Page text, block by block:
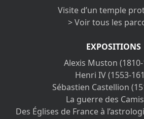
Visite d’un temple
> Voir tous les
EXPOSITIONS
Alexis Muston
Henri IV (1553-
Sébastien Castellion
La guerre des
Des Églises de France à